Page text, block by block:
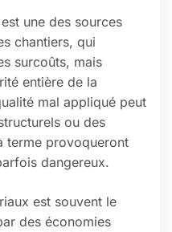
une des sources
chantiers, qui
surcoûts, mais
entière de la
mal appliqué peut
ou des
terme provoqueront
dangereux.
est souvent le
des économies